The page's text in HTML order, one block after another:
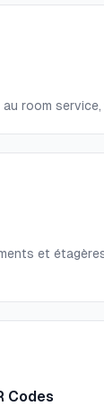
room
et
Codes